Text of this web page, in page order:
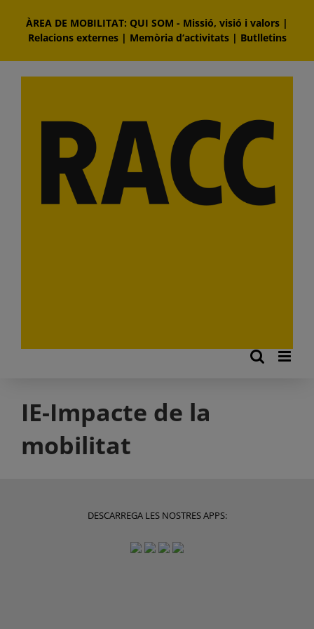
content
ÀREA DE MOBILITAT: QUI SOM - Missió, visió i valors |
Relacions externes| Memòria d‘activitats| Butlletins
IE-Impacte de la
mobilitat
DESCARREGA LES NOSTRES APPS: